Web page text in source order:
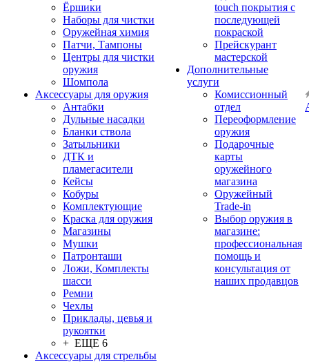
Ёршики
Наборы для чистки
Оружейная химия
Патчи, Тампоны
Центры для чистки
оружия
Шомпола
Аксессуары для оружия
Антабки
Дульные насадки
Бланки ствола
Затыльники
ДТК и
пламегасители
Кейсы
Кобуры
Комплектующие
Краска для оружия
Магазины
Мушки
Патронташи
Ложи, Комплекты
шасси
Ремни
Чехлы
Приклады, цевья и
рукоятки
+ ЕЩЕ 6
Аксессуары для стрельбы
touch покрытия с
последующей
покраской
Прейскурант
мастерской
Дополнительные
услуги
Комиссионный
отдел
Переоформление
оружия
Подарочные
карты
оружейного
магазина
Оружейный
Trade-in
Выбор оружия в
магазине:
профессиональная
помощь и
консультация от
наших продавцов